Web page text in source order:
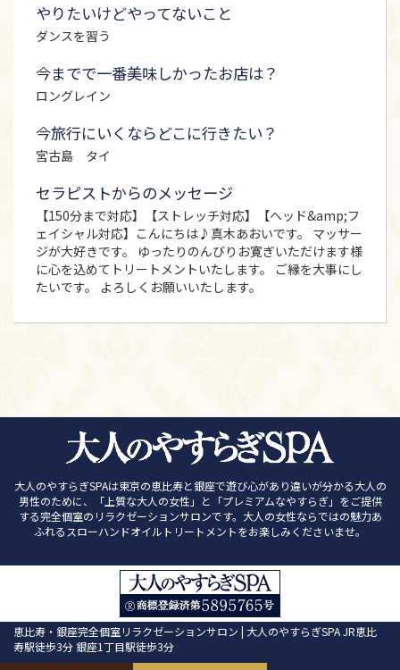
やりたいけどやってないこと
ダンスを習う
今までで一番美味しかったお店は？
ロングレイン
今旅行にいくならどこに行きたい？
宮古島 タイ
セラピストからのメッセージ
【150分まで対応】【ストレッチ対応】【ヘッド&amp;フ
ェイシャル対応】こんにちは♪真木あおいです。 マッサー
ジが大好きです。 ゆったりのんびりお寛ぎいただけます様
に心を込めてトリートメントいたします。 ご縁を大事にし
たいです。 よろしくお願いいたします。
大人のやすらぎSPAは東京の恵比寿と銀座で遊び心があり違いが分かる大人の
男性のために、「上質な大人の女性」と「プレミアムなやすらぎ」をご提供
する完全個室のリラクゼーションサロンです。大人の女性ならではの魅力あ
ふれるスローハンドオイルトリートメントをお楽しみくださいませ。
恵比寿・銀座完全個室リラクゼーションサロン | 大人のやすらぎSPA JR恵比
寿駅徒歩3分 銀座1丁目駅徒歩3分